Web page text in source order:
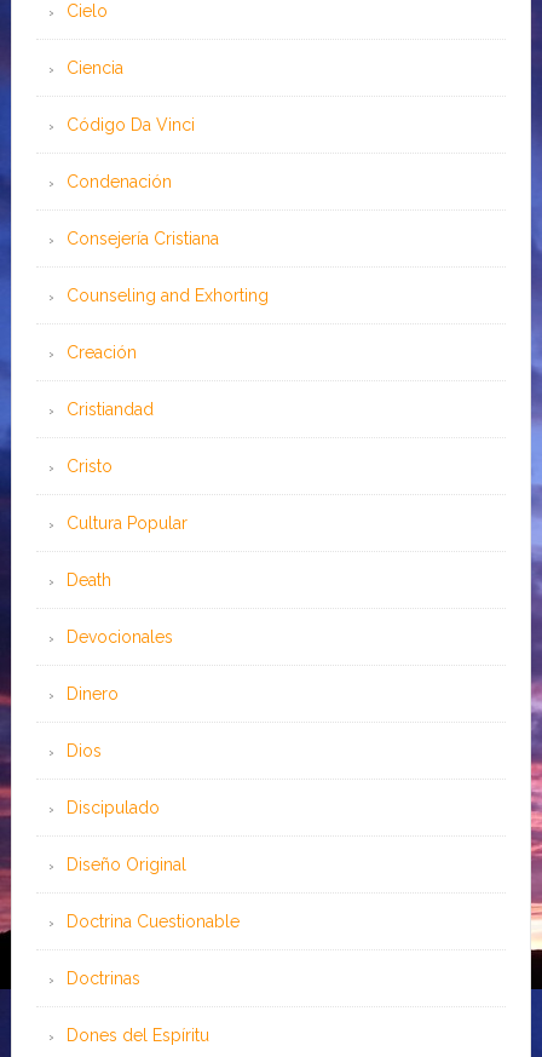
Cielo
Ciencia
Código Da Vinci
Condenación
Consejería Cristiana
Counseling and Exhorting
Creación
Cristiandad
Cristo
Cultura Popular
Death
Devocionales
Dinero
Dios
Discipulado
Diseño Original
Doctrina Cuestionable
Doctrinas
Dones del Espíritu